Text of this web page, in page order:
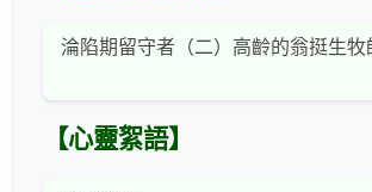
淪陷期留守者（二）高齡的翁挺生牧
【心靈絮語】